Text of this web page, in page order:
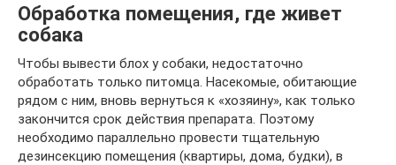
Обработка помещения, где живет
собака
Чтобы вывести блох у собаки, недостаточно
обработать только питомца. Насекомые, обитающие
рядом с ним, вновь вернуться к «хозяину», как только
закончится срок действия препарата. Поэтому
необходимо параллельно провести тщательную
дезинсекцию помещения (квартиры, дома, будки), в